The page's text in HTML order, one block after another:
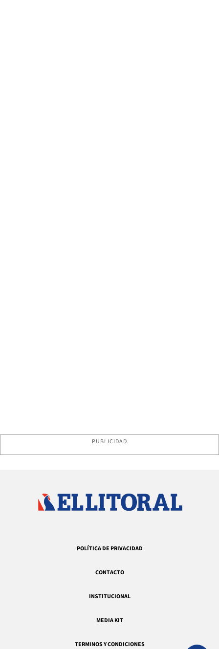
PUBLICIDAD
POLÍTICA DE PRIVACIDAD
CONTACTO
INSTITUCIONAL
MEDIA KIT
TERMINOS Y CONDICIONES